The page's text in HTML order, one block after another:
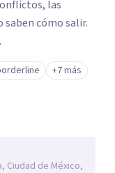
las
cómo salir.
+7 más
Ciudad de México,